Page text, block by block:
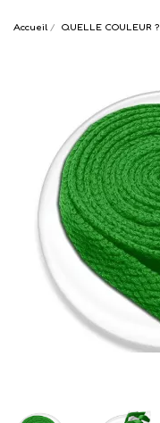
Accueil QUELLE COULEUR ?